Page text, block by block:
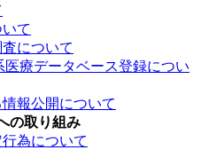
て
について
療データベース登録につい
報公開について
の取り組み
為について